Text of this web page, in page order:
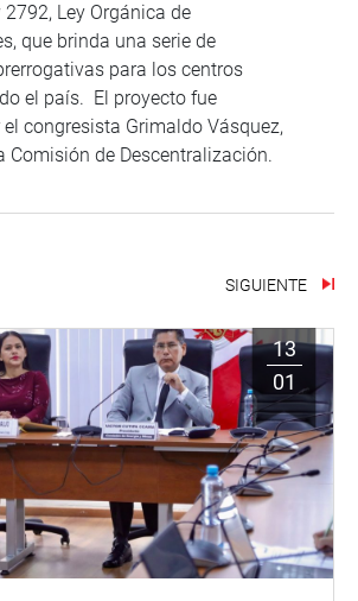
Ley Orgánica de
que brinda una serie de
para los centros
el país. El proyecto fue
congresista Grimaldo Vásquez,
Comisión de Descentralización.
SIGUIENTE
13
01